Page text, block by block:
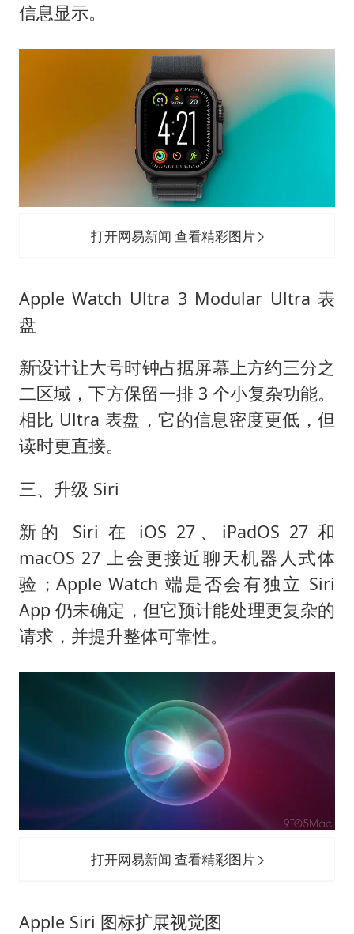
信息显示。
打开网易新闻 查看精彩图片
Apple Watch Ultra 3 Modular Ultra 表
盘
新设计让大号时钟占据屏幕上方约三分之
二区域，下方保留一排 3 个小复杂功能。
相比 Ultra 表盘，它的信息密度更低，但
读时更直接。
三、升级 Siri
新的 Siri 在 iOS 27、iPadOS 27 和
macOS 27 上会更接近聊天机器人式体
验；Apple Watch 端是否会有独立 Siri
App 仍未确定，但它预计能处理更复杂的
请求，并提升整体可靠性。
打开网易新闻 查看精彩图片
Apple Siri 图标扩展视觉图